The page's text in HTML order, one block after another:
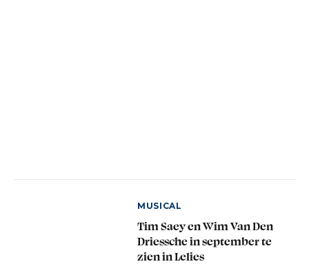
MUSICAL
Tim Saey en Wim Van Den
Driessche in september te
zien in Lelies